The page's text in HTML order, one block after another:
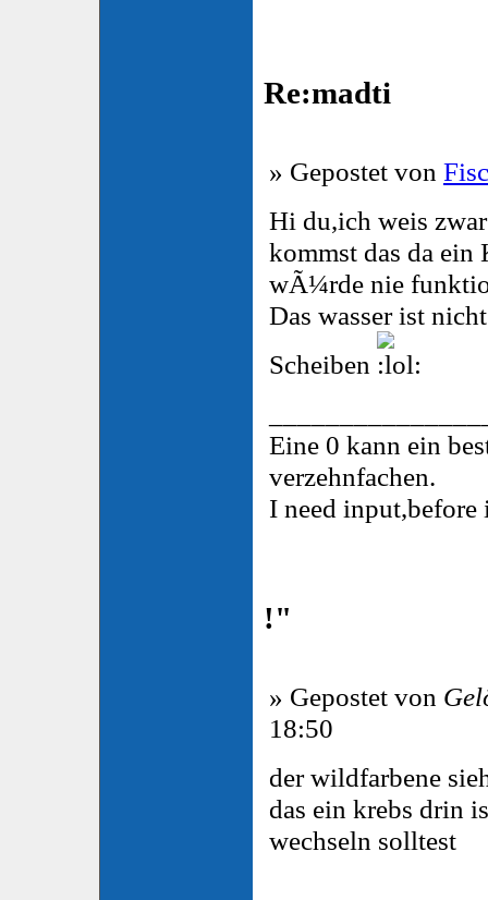
Re:madti
» Gepostet von
Hi du,ich weis
kommst das da ein
wÃ¼rde nie
Das wasser ist
Scheiben
Eine 0 kann ein
verzehnfachen.
I need
!"
» Gepostet von
18:50
der wildfarbene
das ein krebs drin
wechseln solltest